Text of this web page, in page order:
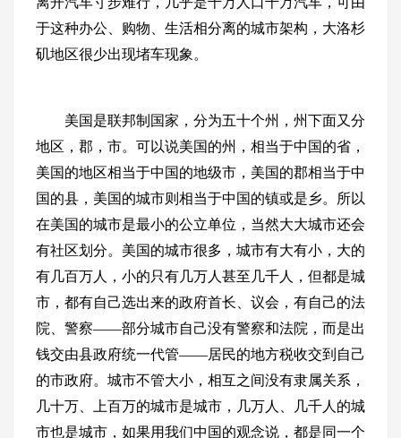
于这种办公、购物、生活相分离的城市架构，大洛杉
矶地区很少出现堵车现象。
美国是联邦制国家，分为五十个州，州下面又分
地区，郡，市。可以说美国的州，相当于中国的省，
美国的地区相当于中国的地级市，美国的郡相当于中
国的县，美国的城市则相当于中国的镇或是乡。所以
在美国的城市是最小的公立单位，当然大大城市还会
有社区划分。美国的城市很多，城市有大有小，大的
有几百万人，小的只有几万人甚至几千人，但都是城
市，都有自己选出来的政府首长、议会，有自己的法
院、警察——部分城市自己没有警察和法院，而是出
钱交由县政府统一代管——居民的地方税收交到自己
的市政府。城市不管大小，相互之间没有隶属关系，
几十万、上百万的城市是城市，几万人、几千人的城
市也是城市，如果用我们中国的观念说，都是同一个